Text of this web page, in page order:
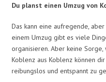
Du planst einen Umzug von
Das kann eine aufregende,
einem Umzug gibt es viele
organisieren. Aber keine
Koblenz aus Koblenz können
reibungslos und entspannt zu